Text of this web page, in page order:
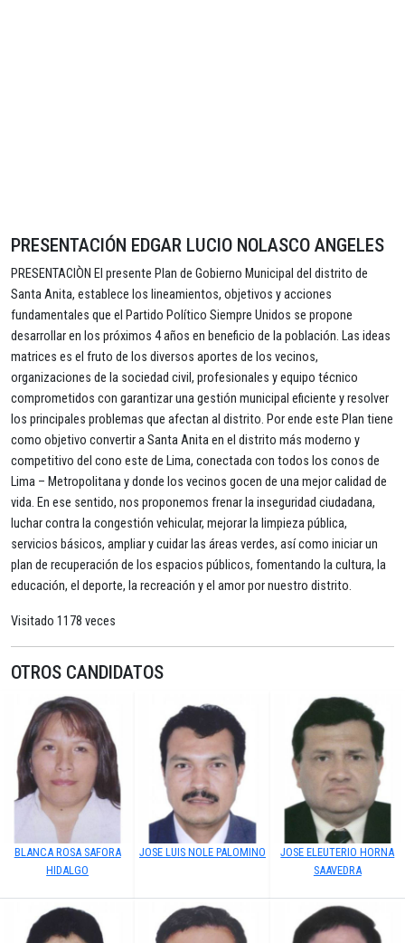
PRESENTACIÓN EDGAR LUCIO NOLASCO ANGELES
PRESENTACIÒN El presente Plan de Gobierno Municipal del distrito de
Santa Anita, establece los lineamientos, objetivos y acciones
fundamentales que el Partido Político Siempre Unidos se propone
desarrollar en los próximos 4 años en beneficio de la población. Las ideas
matrices es el fruto de los diversos aportes de los vecinos,
organizaciones de la sociedad civil, profesionales y equipo técnico
comprometidos con garantizar una gestión municipal eficiente y resolver
los principales problemas que afectan al distrito. Por ende este Plan tiene
como objetivo convertir a Santa Anita en el distrito más moderno y
competitivo del cono este de Lima, conectada con todos los conos de
Lima – Metropolitana y donde los vecinos gocen de una mejor calidad de
vida. En ese sentido, nos proponemos frenar la inseguridad ciudadana,
luchar contra la congestión vehicular, mejorar la limpieza pública,
servicios básicos, ampliar y cuidar las áreas verdes, así como iniciar un
plan de recuperación de los espacios públicos, fomentando la cultura, la
educación, el deporte, la recreación y el amor por nuestro distrito.
Visitado 1178 veces
OTROS CANDIDATOS
BLANCA ROSA SAFORA
HIDALGO
JOSE LUIS NOLE PALOMINO
JOSE ELEUTERIO HORNA
SAAVEDRA